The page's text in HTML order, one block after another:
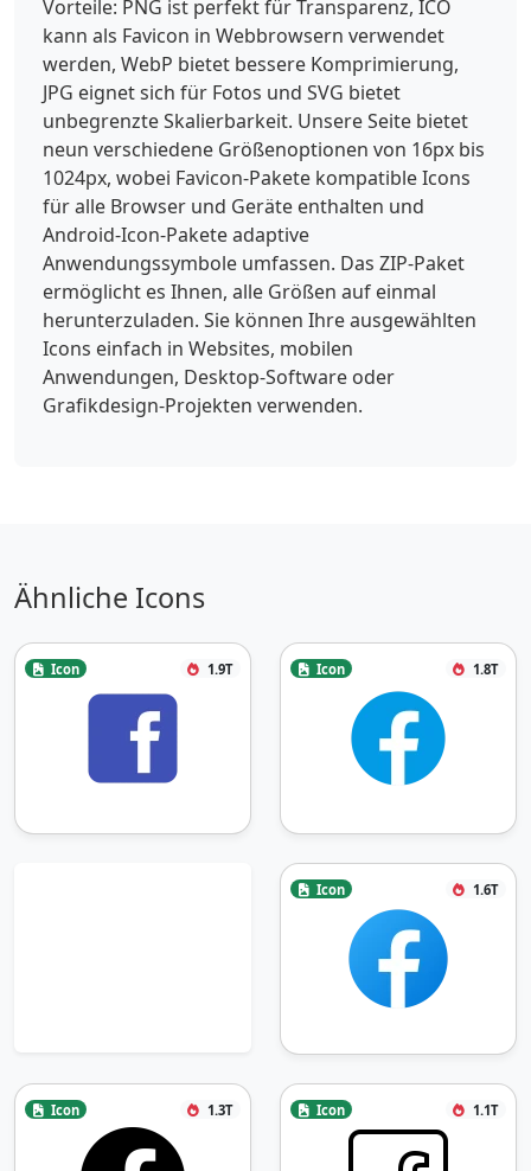
Vorteile: PNG ist perfekt für Transparenz, ICO
kann als Favicon in Webbrowsern verwendet
werden, WebP bietet bessere Komprimierung,
JPG eignet sich für Fotos und SVG bietet
unbegrenzte Skalierbarkeit. Unsere Seite bietet
neun verschiedene Größenoptionen von 16px bis
1024px, wobei Favicon-Pakete kompatible Icons
für alle Browser und Geräte enthalten und
Android-Icon-Pakete adaptive
Anwendungssymbole umfassen. Das ZIP-Paket
ermöglicht es Ihnen, alle Größen auf einmal
herunterzuladen. Sie können Ihre ausgewählten
Icons einfach in Websites, mobilen
Anwendungen, Desktop-Software oder
Grafikdesign-Projekten verwenden.
Ähnliche Icons
Icon 1.9T Icon 1.8T
Icon 1.6T
Icon 1.3T Icon 1.1T